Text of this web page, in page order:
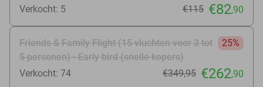
Verkocht: 5 €115 €82,90
Friends & Family Flight (15 vluchten voor 3 tot
5 personen) - Early bird (snelle kopers)
25%
Verkocht: 74 €349,95 €262,90